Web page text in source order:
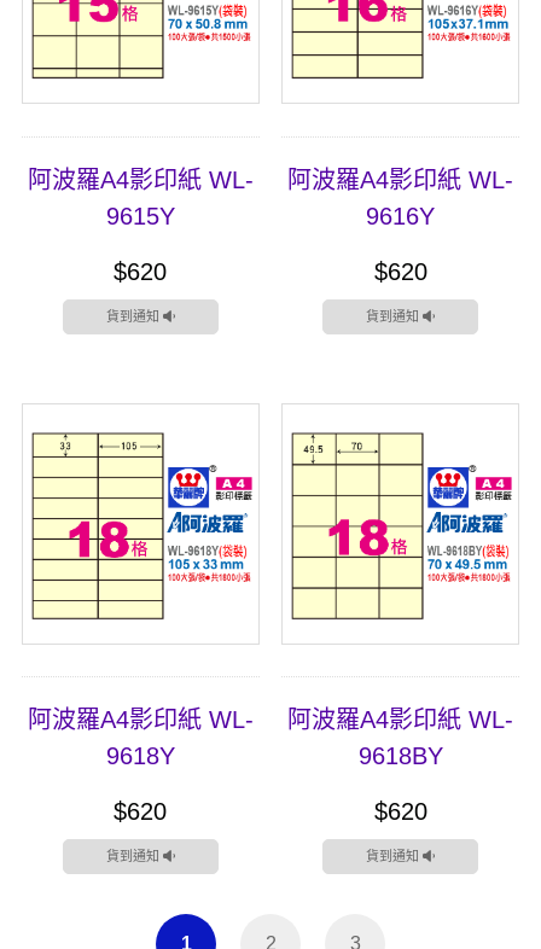
阿波羅A4影印紙 WL-
9615Y
$620
貨到通知
阿波羅A4影印紙 WL-
9616Y
$620
貨到通知
阿波羅A4影印紙 WL-
9618Y
$620
貨到通知
阿波羅A4影印紙 WL-
9618BY
$620
貨到通知
1 2 3